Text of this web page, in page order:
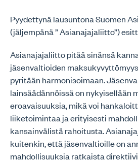
Pyydettynä lausuntona Suomen
(jäljempänä ” Asianajajaliitto”)
Asianajajaliitto pitää sinänsä
jäsenvaltioiden
pyritään harmonisoimaan.
lainsäädännöissä on nykyisellään
eroavaisuuksia, mikä voi
liiketoimintaa ja erityisesti
kansainvälistä rahoitusta.
kuitenkin, että jäsenvaltioille on
mahdollisuuksia ratkaista